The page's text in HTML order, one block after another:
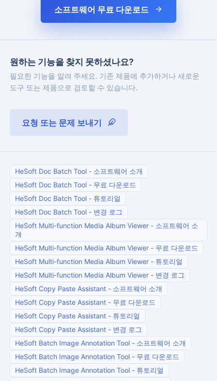
소프트웨어 무료 다운로드
원하는 기능을 찾지 못하셨나요?
필요한 기능을 알려 주세요. 기존 제품에 추가하거나 새로운
도구 또는 제품으로 검토할 수 있습니다.
요청 또는 문제 보내기
HeSoft Doc Batch Tool - 소프트웨어 소개
HeSoft Doc Batch Tool - 무료 다운로드
HeSoft Doc Batch Tool - 튜토리얼
HeSoft Doc Batch Tool - 변경 로그
HeSoft Multi-function Media Album Viewer - 소프트웨어 소
개
HeSoft Multi-function Media Album Viewer - 무료 다운로드
HeSoft Multi-function Media Album Viewer - 튜토리얼
HeSoft Multi-function Media Album Viewer - 변경 로그
HeSoft Copy Paste Assistant - 소프트웨어 소개
HeSoft Copy Paste Assistant - 무료 다운로드
HeSoft Copy Paste Assistant - 튜토리얼
HeSoft Copy Paste Assistant - 변경 로그
HeSoft Batch Image Annotation Tool - 소프트웨어 소개
HeSoft Batch Image Annotation Tool - 무료 다운로드
HeSoft Batch Image Annotation Tool - 튜토리얼